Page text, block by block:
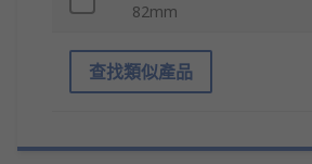
82mm
查找類似產品